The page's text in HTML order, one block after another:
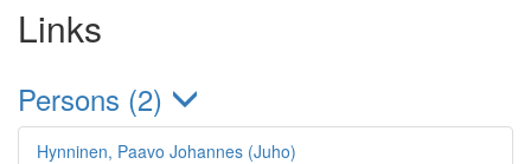
Links
Persons (2)
Hynninen, Paavo Johannes (Juho)